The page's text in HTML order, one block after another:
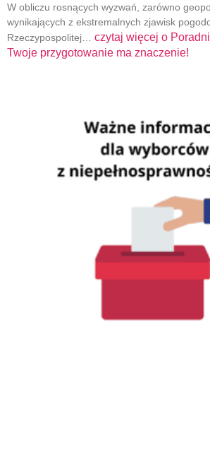
W obliczu rosnących wyzwań, zarówno
wynikających z ekstremalnych zjawisk
Rzeczypospolitej… czytaj więcej o
Twoje przygotowanie ma znaczenie!